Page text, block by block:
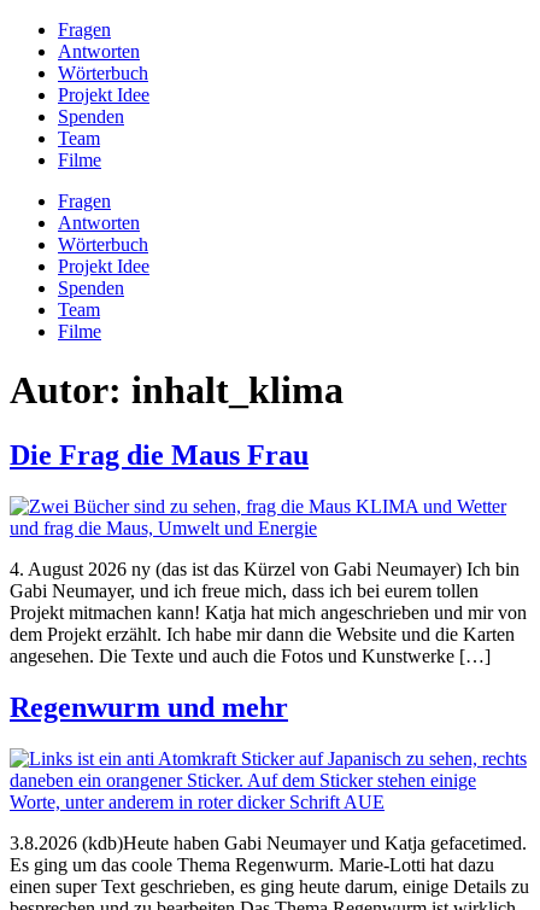
Fragen
Antworten
Wörterbuch
Projekt Idee
Spenden
Team
Filme
Fragen
Antworten
Wörterbuch
Projekt Idee
Spenden
Team
Filme
Autor: inhalt_klima
Die Frag die Maus Frau
4. August 2026 ny (das ist das Kürzel von Gabi Neumayer) Ich bin
Gabi Neumayer, und ich freue mich, dass ich bei eurem tollen
Projekt mitmachen kann! Katja hat mich angeschrieben und mir von
dem Projekt erzählt. Ich habe mir dann die Website und die Karten
angesehen. Die Texte und auch die Fotos und Kunstwerke […]
Regenwurm und mehr
3.8.2026 (kdb)Heute haben Gabi Neumayer und Katja gefacetimed.
Es ging um das coole Thema Regenwurm. Marie-Lotti hat dazu
einen super Text geschrieben, es ging heute darum, einige Details zu